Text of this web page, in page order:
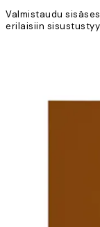
Valmistaudu
erilaisiin